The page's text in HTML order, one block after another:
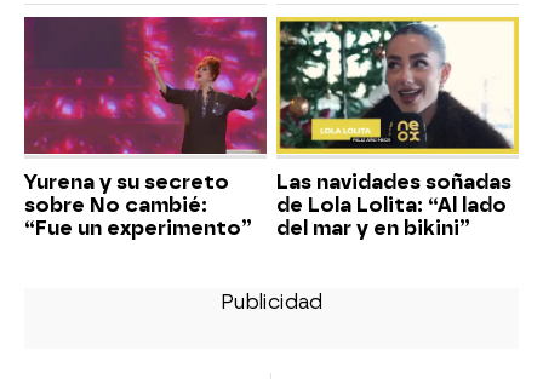
Yurena y su secreto
sobre No cambié:
“Fue un experimento”
Las navidades soñadas
de Lola Lolita: “Al lado
del mar y en bikini”